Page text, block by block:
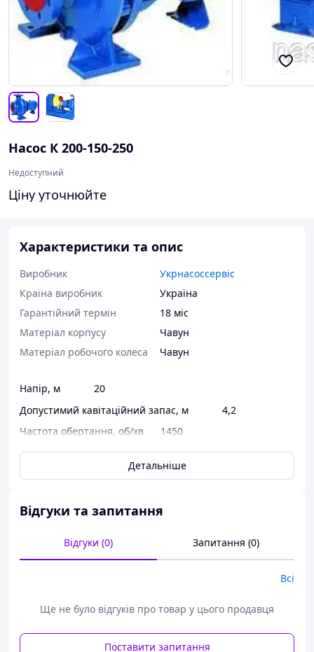
Насос К 200-150-250
Недоступний
Ціну уточнюйте
Характеристики та опис
Виробник
Укрнасоссервіс
Країна виробник
Україна
Гарантійний термін
18 міс
Матеріал корпусу
Чавун
Матеріал робочого колеса
Чавун
Напір, м 20
Допустимий кавітаційний запас, м 4,2
Частота обертання, об/хв 1450
Потужність двигуна, кВт 30
Подавання, м3/год 315
Центробежне колесо складається з двох дисків, між
якими, з'єднуючи їх у єдину конструкцію, розміщені
що розміщена всередині колеса, діє відцентрова сила,
колеса та квадрату кутової швидкості обертання колеса.
Детальніше
Відгуки та запитання
Відгуки (0) Запитання (0)
Всі
Ще не було відгуків про товар у цього продавця
Поставити запитання